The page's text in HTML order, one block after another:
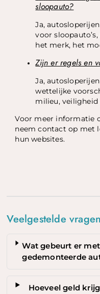
sloopauto?
Ja,
voor
het merk, het
Zijn er regels en
Ja,
wettelijke
milieu, veiligheid
Voor meer informatie
neem contact op met
hun websites.
Veelgestelde vragen
Wat gebeurt er
gedemonteerde
Hoeveel geld